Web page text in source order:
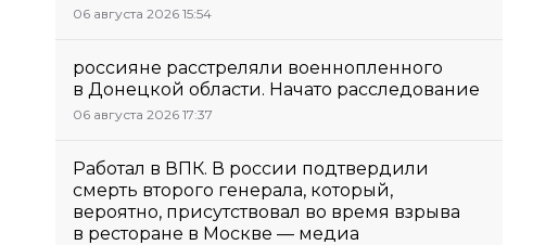
06 августа 2026 15:54
россияне расстреляли военнопленного
в Донецкой области. Начато расследование
06 августа 2026 17:37
Работал в ВПК. В россии подтвердили
смерть второго генерала, который,
вероятно, присутствовал во время взрыва
в ресторане в Москве — медиа